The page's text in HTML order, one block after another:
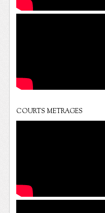
COURTS METRAGES